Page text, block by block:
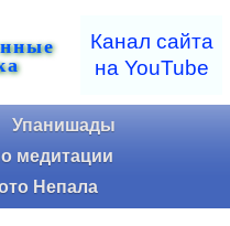
Канал сайта
на YouTube
Упанишады
медитации
Непала